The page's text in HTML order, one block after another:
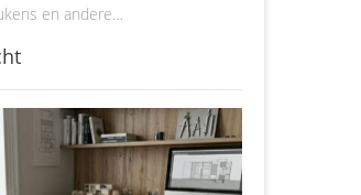
en andere…